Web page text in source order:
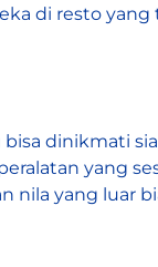
di resto
dinikmati
yang
nila yang luar